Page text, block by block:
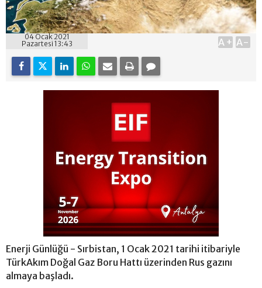
04 Ocak 2021
Pazartesi 13:43
A+ A-
Enerji Günlüğü - Sırbistan, 1 Ocak 2021 tarihi itibariyle
TürkAkım Doğal Gaz Boru Hattı üzerinden Rus gazını
almaya başladı.